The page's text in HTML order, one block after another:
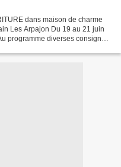
dans maison de charme
Les Arpajon Du 19 au 21 juin
programme diverses consignes